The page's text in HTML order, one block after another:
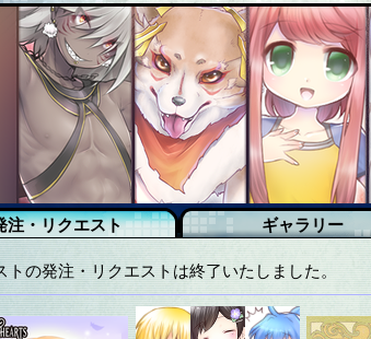
キックハーツ大戦 シュラウド ソロモン
ァイナル アブソーバー
イベピン
ベントピンナップ
注・リクエスト ギャラリー
トの発注・リクエストは終了いたしました。